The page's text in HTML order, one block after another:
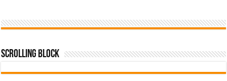
Scrolling Block